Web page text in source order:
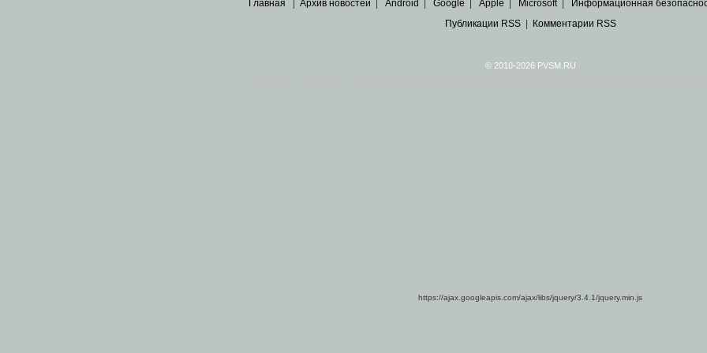
Главная Архив новостей Android Google Apple Microsoft| Информационная
Публикации RSS| Комментарии RSS
© 2010-2026 PVSM.RU
https://ajax.googleapis.com/ajax/libs/jquery/3.4.1/jquery.min.js